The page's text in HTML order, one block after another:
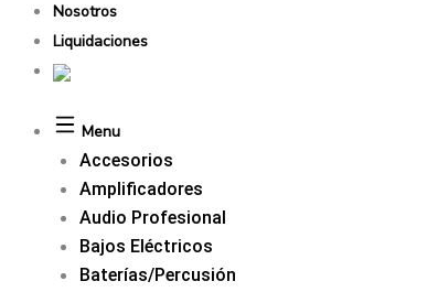
Nosotros
Liquidaciones
Menu
Accesorios
Amplificadores
Audio Profesional
Bajos Eléctricos
Baterías/Percusión